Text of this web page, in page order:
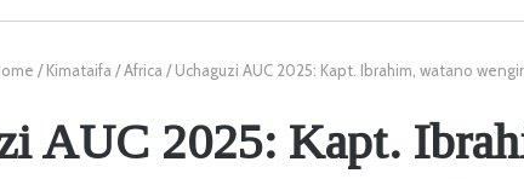
/ Kimataifa /Africa / Uchaguzi AUC 2025: Kapt. Ibrahim, watano
AUC 2025: Kapt.